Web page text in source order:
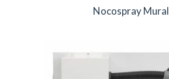
Nocospray Mural